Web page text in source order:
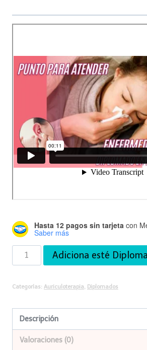
Hasta 12 pagos sin tarjeta con
Saber más
Diplomado
de
Auriculoterapia
Adiciona esté
Categorías: Auriculoterapia Diplomados
Descripción
Valoraciones (0)